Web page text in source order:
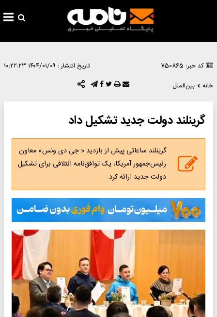
کد خبر: 750865 تاریخ انتشار : ۱۴۰۴/۰۱/۰۹ ۱۰:۲۲:۲۳
خانه
بین‌الملل
گرینلند دولت جدید تشکیل داد
گرینلند ساعاتی پیش از بازدید « جی دی ونس» معاون
رئیس‌جمهور آمریکا، یک توافق‌نامه ائتلافی برای تشکیل
دولت جدید ارائه کرد.